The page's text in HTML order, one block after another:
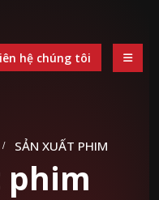
hệ chúng tôi
SẢN XUẤT PHIM
phim